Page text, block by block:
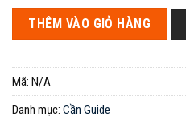
THÊM VÀO GIỎ HÀNG
Mã: N/A
Danh mục: Cần Guide